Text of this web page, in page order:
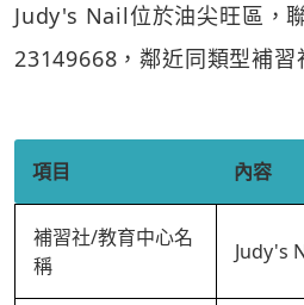
Judy's Nail位於油尖旺區，
23149668，鄰近同類型補習
項目 內容
補習社/教育中心名
稱
Judy's